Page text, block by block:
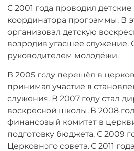
С 2001 года проводил детские
координатора программы. В
организовал детскую
возродив угасшее служение.
руководителем молодёжи.
В 2005 году перешёл в
принимал участие в
служения. В 2007 году стал
воскресной школы. В 2008
финансовый комитет в
подготовку бюджета. С 2009
Церковного совета. С 2011